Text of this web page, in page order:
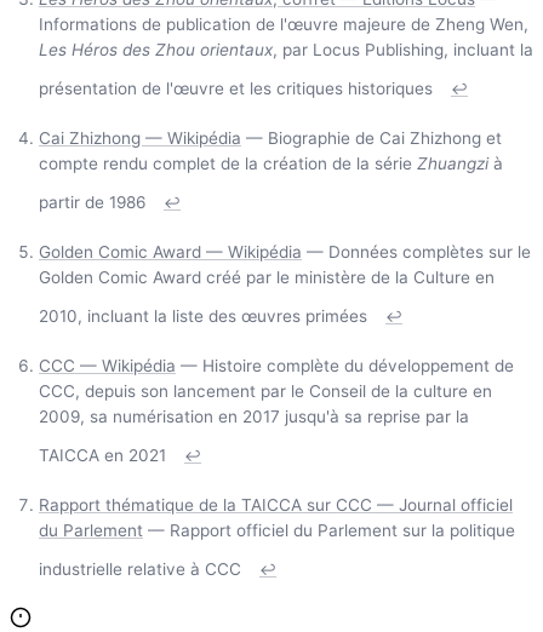
Informations de publication de l'œuvre majeure de Zheng Wen,
Les Héros des Zhou orientaux, par Locus Publishing, incluant la
présentation de l'œuvre et les critiques historiques
↩
Cai Zhizhong — Wikipédia — Biographie de Cai Zhizhong et
compte rendu complet de la création de la série Zhuangzià
partir de 1986
↩
Golden Comic Award — Wikipédia — Données complètes sur le
Golden Comic Award créé par le ministère de la Culture en
2010, incluant la liste des œuvres primées
↩
CCC — Wikipédia — Histoire complète du développement de
CCC, depuis son lancement par le Conseil de la culture en
2009, sa numérisation en 2017 jusqu'à sa reprise par la
TAICCA en 2021
↩
Rapport thématique de la TAICCA sur CCC — Journal officiel
du Parlement — Rapport officiel du Parlement sur la politique
industrielle relative à CCC
↩